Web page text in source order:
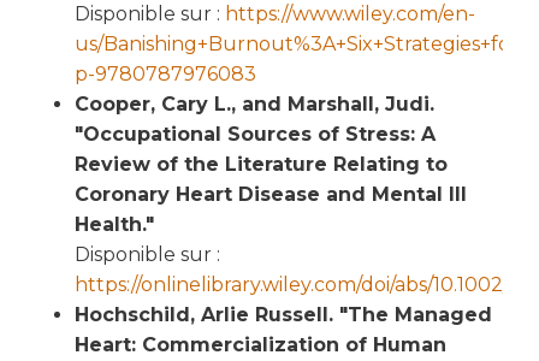
Disponible sur : https://www.wiley.com/en-
us/
p-9780787976083
Cooper, Cary L., and Marshall, Judi.
"Occupational Sources of Stress: A
Review of the Literature Relating to
Coronary Heart Disease and Mental Ill
Health."
Disponible sur :
https://onlinelibrary.wiley.com/doi/abs/10.1002/
Hochschild, Arlie Russell. "The Managed
Heart: Commercialization of Human